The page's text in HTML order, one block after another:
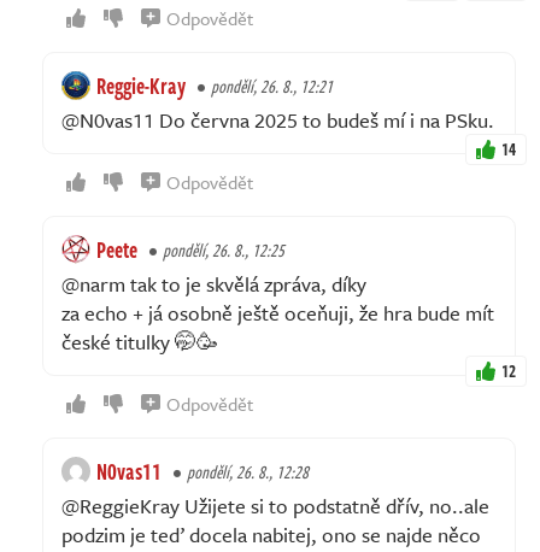
Odpovědět
Reggie-Kray pondělí, 26. 8., 12:21
@N0vas11 Do června 2025 to budeš mí i na PSku.
14
Odpovědět
Peete pondělí, 26. 8., 12:25
@narm tak to je skvělá zpráva, díky
za echo + já osobně ještě oceňuji, že hra bude mít
české titulky 🤭🥳
12
Odpovědět
N0vas11 pondělí, 26. 8., 12:28
@ReggieKray Užijete si to podstatně dřív, no..ale
podzim je teď docela nabitej, ono se najde něco